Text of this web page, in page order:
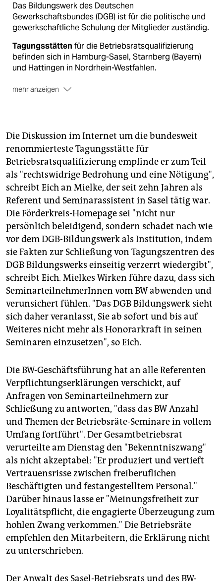
Das Bildungswerk des Deutschen
Gewerkschaftsbundes (DGB) ist für die politische und
gewerkschaftliche Schulung der Mitglieder zuständig.
Tagungsstättenfür die Betriebsratsqualifizierung
befinden sich in Hamburg-Sasel, Starnberg (Bayern)
und Hattingen in Nordrhein-Westfahlen.
mehr anzeigen
anderen Einrichtungen durchgeführt werden.
Grund für den Kahlschlagsind Sparkonzepte des
DGB. Die Zuwendungen an das Bildungswerk sollen
um mindestens eine Million Euro gekürzt werden.
Die Diskussion im Internet um die bundesweit
renommierteste Tagungsstätte für
Betriebsratsqualifizierung empfinde er zum Teil
als "rechtswidrige Bedrohung und eine Nötigung",
schreibt Eich an Mielke, der seit zehn Jahren als
Referent und Seminarassistent in Sasel tätig war.
Die Förderkreis-Homepage sei "nicht nur
persönlich beleidigend, sondern schadet nach wie
vor dem DGB-Bildungswerk als Institution, indem
sie Fakten zur Schließung von Tagungszentren des
DGB Bildungswerks einseitig verzerrt wiedergibt",
schreibt Eich. Mielkes Wirken führe dazu, dass sich
SeminarteilnehmerInnen vom BW abwenden und
verunsichert fühlen. "Das DGB Bildungswerk sieht
sich daher veranlasst, Sie ab sofort und bis auf
Weiteres nicht mehr als Honorarkraft in seinen
Seminaren einzusetzen", so Eich.
Die BW-Geschäftsführung hat an alle Referenten
Verpflichtungserklärungen verschickt, auf
Anfragen von Seminarteilnehmern zur
Schließung zu antworten, "dass das BW Anzahl
und Themen der Betriebsräte-Seminare in vollem
Umfang fortführt". Der Gesamtbetriebsrat
verurteilte am Dienstag den "Bekenntniszwang"
als nicht akzeptabel: "Er produziert und vertieft
Vertrauensrisse zwischen freiberuflichen
Beschäftigten und festangestelltem Personal."
Darüber hinaus lasse er "Meinungsfreiheit zur
Loyalitätspflicht, die engagierte Überzeugung zum
hohlen Zwang verkommen." Die Betriebsräte
empfehlen den Mitarbeitern, die Erklärung nicht
zu unterschrieben.
Der Anwalt des Sasel-Betriebsrats und des BW-